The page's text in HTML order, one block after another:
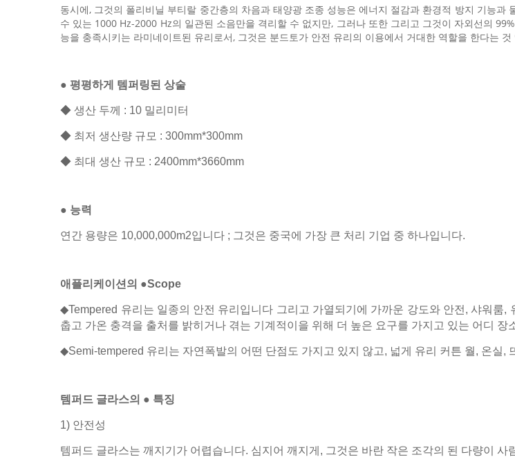
동시에, 그것의 폴리비닐 부티랄 중간층의 차음과 태양광 조종 성능은 에너지 절감과 환경적 방지 기능
수 있는 1000 Hz-2000 Hz의 일관된 소음만을 격리할 수 없지만, 그러나 또한 그리고 그것이 자외선의
능을 충족시키는 라미네이트된 유리로서, 그것은 분드토가 안전 유리의 이용에서 거대한 역할을 한다는 것
● 평평하게 템퍼링된 상술
◆ 생산 두께 : 10 밀리미터
◆ 최저 생산량 규모 : 300mm*300mm
◆ 최대 생산 규모 : 2400mm*3660mm
● 능력
연간 용량은 10,000,000m2입니다 ; 그것은 중국에 가장 큰 처리 기업 중 하나입니다.
애플리케이션의 ●Scope
◆Tempered 유리는 일종의 안전 유리입니다 그리고 가열되기에 가까운 강도와 안전, 샤워룸
춥고 가온 충격을 출처를 밝히거나 겪는 기계적이을 위해 더 높은 요구를 가지고 있는 어디 장
◆Semi-tempered 유리는 자연폭발의 어떤 단점도 가지고 있지 않고, 넓게 유리 커튼 월, 온실,
템퍼드 글라스의 ● 특징
1) 안전성
템퍼드 글라스는 깨지기가 어렵습니다. 심지어 깨지게, 그것은 바란 작은 조각의 된 다량이